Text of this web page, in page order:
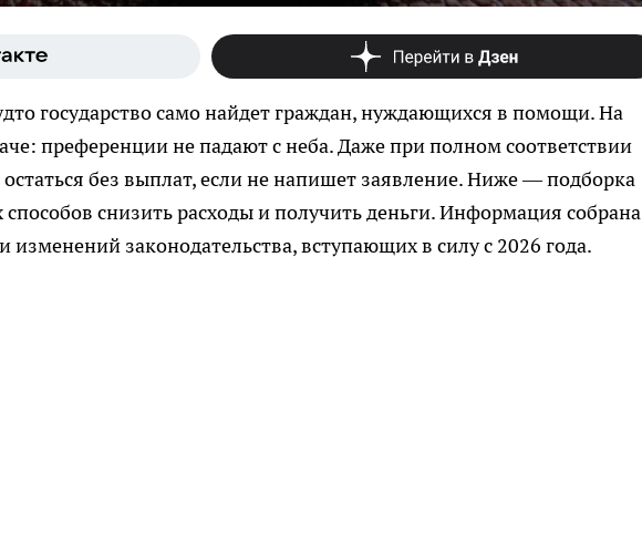
государство само найдет граждан, нуждающихся в помощи. На
преференции не падают с неба. Даже при полном соответствии
без выплат, если не напишет заявление. Ниже — подборка
снизить расходы и получить деньги. Информация собрана
изменений законодательства, вступающих в силу с 2026 года.